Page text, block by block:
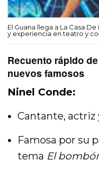
El Guana llega a La Casa
y experiencia en teatro y
Recuento rápido
nuevos famosos
Ninel Conde:
Cantante, actriz
Famosa por su
tema El